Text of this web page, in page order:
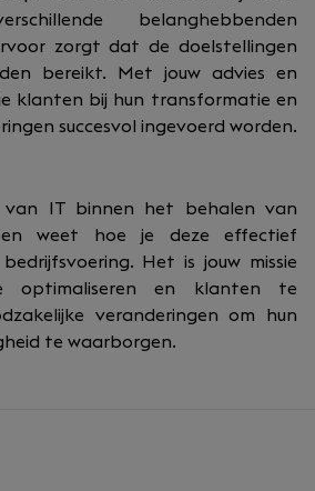
belanghebbenden
zorgt dat de doelstellingen
bereikt. Met jouw advies en
klanten bij hun transformatie en
succesvol ingevoerd worden.
IT binnen het behalen van
en weet hoe je deze effectief
Het is jouw missie
optimaliseren en klanten te
veranderingen om hun
te waarborgen.